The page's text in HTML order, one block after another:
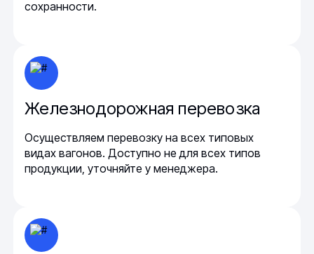
сохранности.
Железнодорожная перевозка
Осуществляем перевозку на всех типовых
видах вагонов. Доступно не для всех типов
продукции, уточняйте у менеджера.